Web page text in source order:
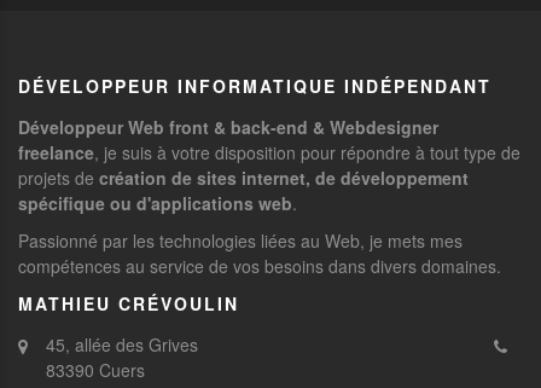
DÉVELOPPEUR INFORMATIQUE INDÉPENDANT
Développeur Web front & back-end & Webdesigner
freelance, je suis à votre disposition pour répondre à tout type de
projets de création de sites internet, de développement
spécifique ou d'applications web.
Passionné par les technologies liées au Web, je mets mes
compétences au service de vos besoins dans divers domaines.
MATHIEU CRÉVOULIN
45, allée des Grives
83390 Cuers